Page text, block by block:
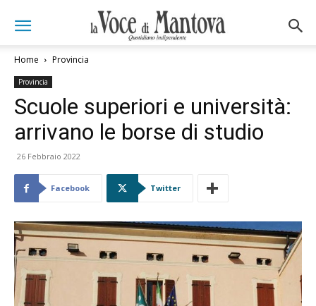
Home Provincia
Provincia
Scuole superiori e università:
arrivano le borse di studio
26 Febbraio 2022
Facebook Twitter